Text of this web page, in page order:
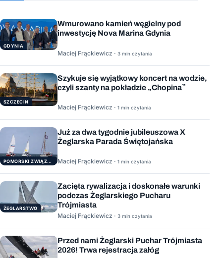
GDYNIA
Wmurowano kamień węgielny pod
inwestycję Nova Marina Gdynia
Maciej Frąckiewicz · 3 min czytania
SZCZECIN
Szykuje się wyjątkowy koncert na wodzie,
czyli szanty na pokładzie „Chopina”
Maciej Frąckiewicz · 1 min czytania
POMORSKI ZWIĄZEK ŻEGLARSKI
Już za dwa tygodnie jubileuszowa X
Żeglarska Parada Świętojańska
Maciej Frąckiewicz · 1 min czytania
ŻEGLARSTWO
Zacięta rywalizacja i doskonałe warunki
podczas Żeglarskiego Pucharu
Trójmiasta
Maciej Frąckiewicz · 3 min czytania
Przed nami Żeglarski Puchar Trójmiasta
2026! Trwa rejestracja załóg